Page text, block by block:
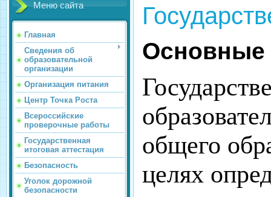
Меню сайта
Главная
Сведения об
образовательной
организации
Организация питания
Центр Точка Роста
Всероссийские
проверочные работы
Государственная
итоговая аттестация
Безопасность
Уголок дорожной
безопасности
Основные
общего
целях